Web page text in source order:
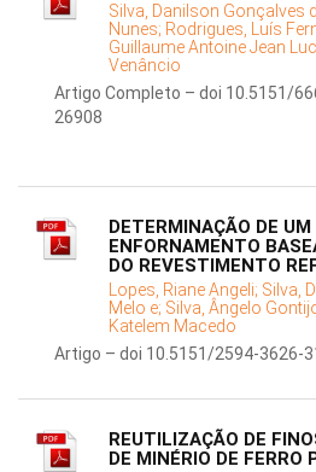
Silva, Danilson Gonçalves
Nunes; Rodrigues, Luís
Guillaume Antoine Jean
Venâncio
Artigo Completo – doi 10.5151/
26908
DETERMINAÇÃO DE
ENFORNAMENTO
DO REVESTIMENTO
Lopes, Riane Angeli; Silva,
Melo e; Silva, Ângelo
Katelem Macedo
Artigo – doi 10.5151/2594-3626-
REUTILIZAÇÃO DE
DE MINÉRIO DE FERRO